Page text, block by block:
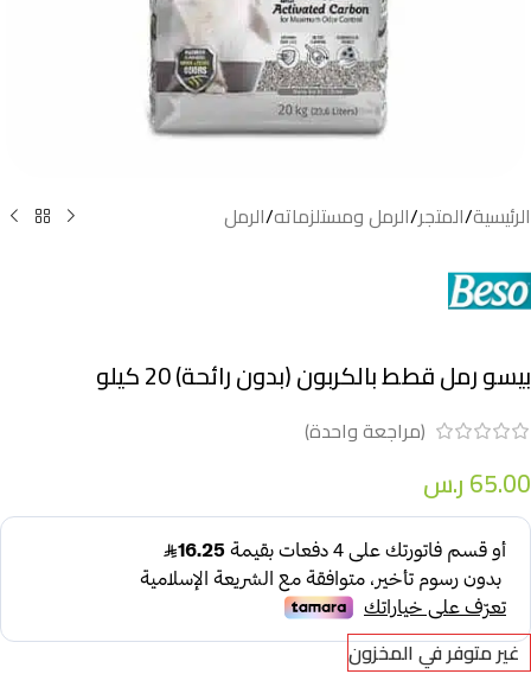
الرئيسية/المتجر/الرمل ومستلزماته/الرمل
بيسو رمل قطط بالكربون (بدون رائحة) 20 كيلو
(مراجعة واحدة)
65.00ر.س
غير متوفر في المخزون